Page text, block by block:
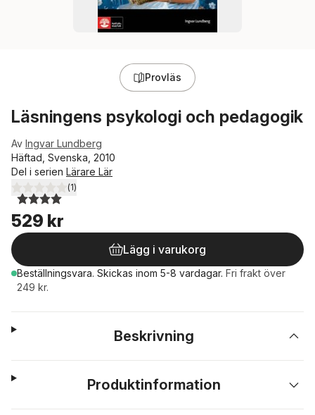
Provläs
Läsningens psykologi och pedagogik
Av Ingvar Lundberg
Häftad, Svenska, 2010
Del i serien Lärare Lär
4,0utav 5 stjärnor. Totalt antal röster:
(1)
529 kr
Lägg i varukorg
Beställningsvara. Skickas inom 5-8 vardagar. Fri frakt över
249 kr.
Beskrivning
Produktinformation